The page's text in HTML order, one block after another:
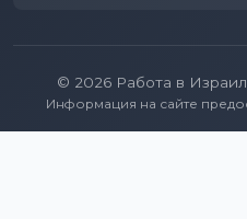
© 2026 Работа в
Информация на сайте